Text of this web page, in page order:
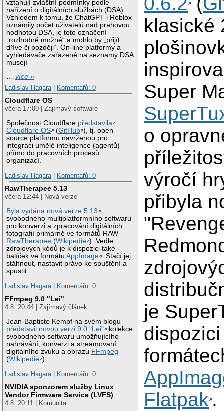
vztahují zvláštní podmínky podle
nařízení o digitálních službách (DSA).
Vzhledem k tomu, že ChatGPT i Roblox
oznámily počet uživatelů nad prahovou
hodnotou DSA, je toto označení
„rozhodně možné“ a mohlo by „přijít
dříve či později“. On-line platformy a
vyhledávače zařazené na seznamy DSA
musejí
…více »
Ladislav Hagara
Komentářů: 0
Cloudflare OS
včera 17:00 | Zajímavý software
Společnost Cloudflare představila
Cloudflare OS
(GitHub ), tj. open
source platformu navrženou pro
integraci umělé inteligence (agentů)
přímo do pracovních procesů
organizací.
Ladislav Hagara
Komentářů: 0
RawTherapee 5.13
včera 12:44 | Nová verze
Byla vydána nová verze 5.13
svobodného multiplatformního softwaru
pro konverzi a zpracování digitálních
fotografií primárně ve formátů RAW
RawTherapee (Wikipedie ). Vedle
zdrojových kódů je k dispozici také
balíček ve formátuAppImage . Stačí jej
stáhnout, nastavit právo ke spuštění a
spustit.
Ladislav Hagara
Komentářů: 0
FFmpeg 9.0 "Lei"
4.8. 20:44 | Zajímavý článek
Jean-Baptiste Kempf na svém blogu
představil novou verzi 9.0 "Lei"
kolekce
svobodného softwaru umožňujícího
nahrávání, konverzi a streamovaní
digitálního zvuku a obrazu FFmpeg
(Wikipedie ).
Ladislav Hagara
Komentářů: 0
NVIDIA sponzorem služby Linux
Vendor Firmware Service (LVFS)
4.8. 20:11 | Komunita
klasické
Super
o
výročí
přibyla
je
Flatpak .